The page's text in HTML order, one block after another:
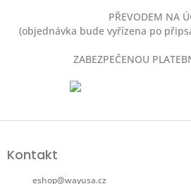
PŘEVODEM NA
(objednávka bude vyřízena po
ZABEZPEČENOU
pKontakt
eshop@wayusa.cz